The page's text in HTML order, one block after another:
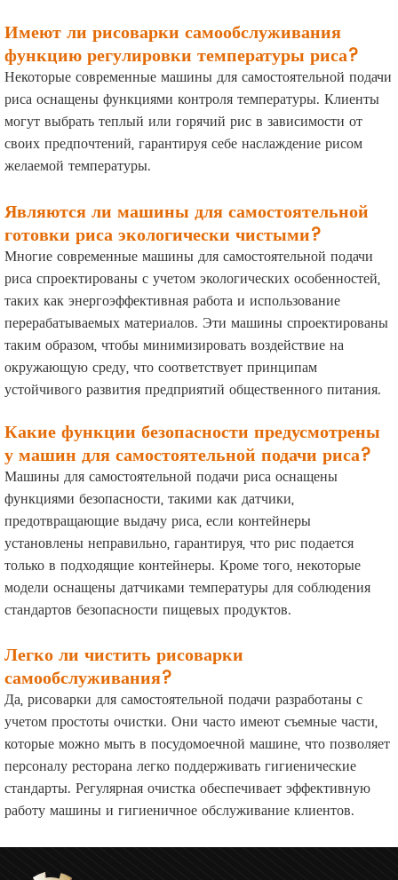
Имеют ли рисоварки самообслуживания
функцию регулировки температуры риса?
Некоторые современные машины для самостоятельной подачи
риса оснащены функциями контроля температуры. Клиенты
могут выбрать теплый или горячий рис в зависимости от
своих предпочтений, гарантируя себе наслаждение рисом
желаемой температуры.
Являются ли машины для самостоятельной
готовки риса экологически чистыми?
Многие современные машины для самостоятельной подачи
риса спроектированы с учетом экологических особенностей,
таких как энергоэффективная работа и использование
перерабатываемых материалов. Эти машины спроектированы
таким образом, чтобы минимизировать воздействие на
окружающую среду, что соответствует принципам
устойчивого развития предприятий общественного питания.
Какие функции безопасности предусмотрены
у машин для самостоятельной подачи риса?
Машины для самостоятельной подачи риса оснащены
функциями безопасности, такими как датчики,
предотвращающие выдачу риса, если контейнеры
установлены неправильно, гарантируя, что рис подается
только в подходящие контейнеры. Кроме того, некоторые
модели оснащены датчиками температуры для соблюдения
стандартов безопасности пищевых продуктов.
Легко ли чистить рисоварки
самообслуживания?
Да, рисоварки для самостоятельной подачи разработаны с
учетом простоты очистки. Они часто имеют съемные части,
которые можно мыть в посудомоечной машине, что позволяет
персоналу ресторана легко поддерживать гигиенические
стандарты. Регулярная очистка обеспечивает эффективную
работу машины и гигиеничное обслуживание клиентов.